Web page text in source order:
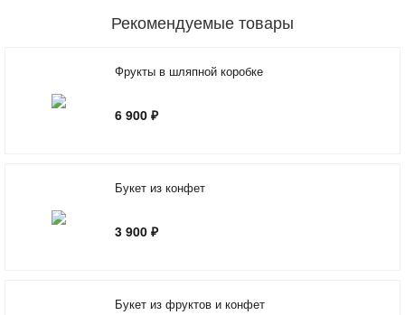
Рекомендуемые товары
Фрукты в шляпной коробке
6 900 ₽
Букет из конфет
3 900 ₽
Букет из фруктов и конфет